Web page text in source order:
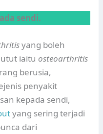
sendi.
yang boleh
iaitu osteoarthritis
berusia,
penyakit
kepada sendi,
yang sering terjadi
dari